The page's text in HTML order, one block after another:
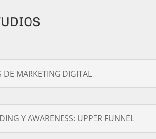
DE MARKETING DIGITAL
Y AWARENESS: UPPER FUNNEL